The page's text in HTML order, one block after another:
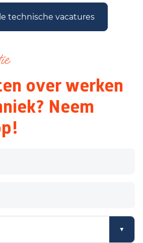
technische vacatures
over werken
Neem